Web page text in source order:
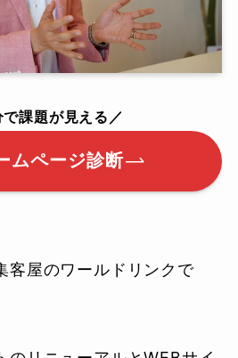
課題が見える／
ムページ診断
客屋のワールドリンクで